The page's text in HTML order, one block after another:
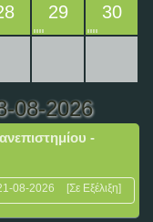
29 30
08-2026
-
08-2026 [Σε Εξέλιξη]